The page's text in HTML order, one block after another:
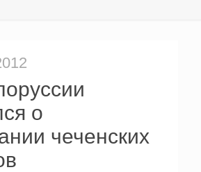
о
чеченских